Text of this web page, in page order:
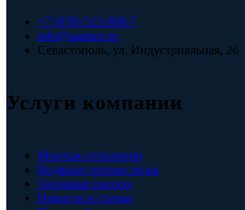
+7 (978) 515-999-7
info@santsev.ru
Севастополь, ул. Индустриальная, 26
Услуги компании
Монтаж отопления
Водяные теплые полы
Тепловые насосы
Новости и статьи